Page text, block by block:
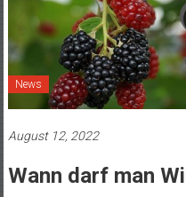
News
August 12, 2022
Wann darf man